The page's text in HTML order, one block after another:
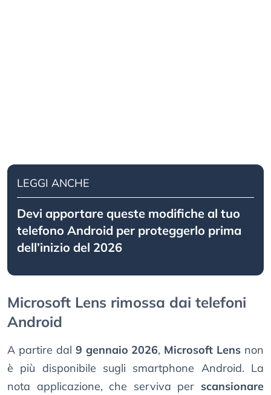
LEGGI ANCHE
Devi apportare queste modifiche al tuo
telefono Android per proteggerlo prima
dell’inizio del 2026
Microsoft Lens rimossa dai telefoni
Android
A partire dal 9 gennaio 2026, Microsoft Lens non
è più disponibile sugli smartphone Android. La
nota applicazione, che serviva per scansionare